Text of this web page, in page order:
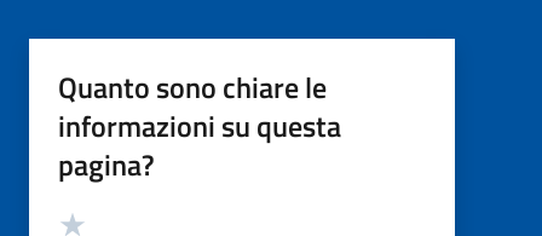
Quanto sono chiare le
informazioni su questa
pagina?
Valutazione